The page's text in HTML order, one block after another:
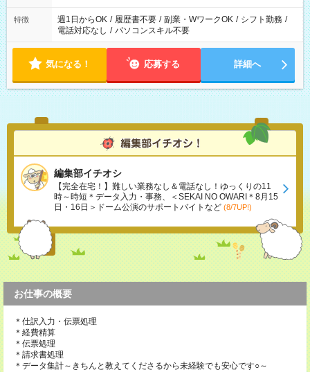
特徴 週1日からOK / 履歴書不要 / 副業・WワークOK / シフト勤務 /
電話対応なし / パソコンスキル不要
気になる！ 応募する 詳細へ
編集部イチオシ
【完全在宅！】難しい業務なし＆電話なし！ゆっくりの11
時～時短＊データ入力・事務、＜SEKAI NO OWARI＊8月15
日・16日＞ドーム公演のサポートバイトなど (8/7UP!)
お仕事の概要
＊仕訳入力・伝票処理
＊経費精算
＊伝票処理
＊請求書処理
＊データ集計～きちんと教えてくださるから未経験でも安心です○～